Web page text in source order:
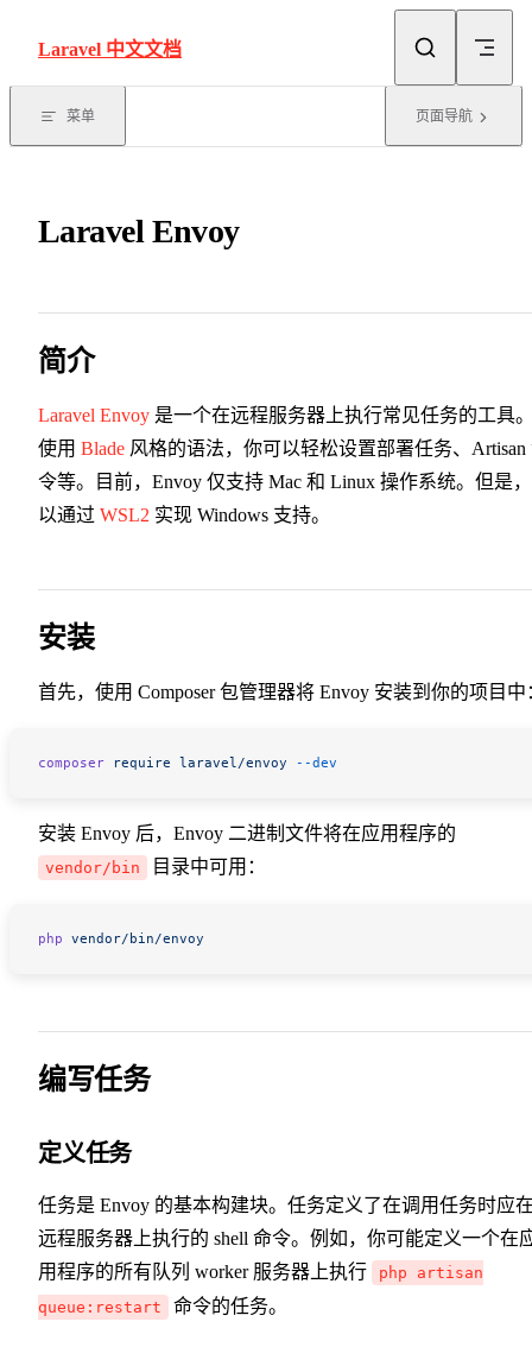
Laravel 中文文档
菜单 页面导航
Laravel Envoy
简介
Laravel Envoy 是一个在远程服务器上执行常见任务的工具
使用 Blade 风格的语法，你可以轻松设置部署任务、Artisan
令等。目前，Envoy 仅支持 Mac 和 Linux 操作系统。但是
以通过 WSL2 实现 Windows 支持。
安装
首先，使用 Composer 包管理器将 Envoy 安装到你的项目中
composer require laravel/envoy --dev
安装 Envoy 后，Envoy 二进制文件将在应用程序的
vendor/bin 目录中可用：
php vendor/bin/envoy
编写任务
定义任务
任务是 Envoy 的基本构建块。任务定义了在调用任务时应
远程服务器上执行的 shell 命令。例如，你可能定义一个在
用程序的所有队列 worker 服务器上执行
php artisan
queue:restart
命令的任务。